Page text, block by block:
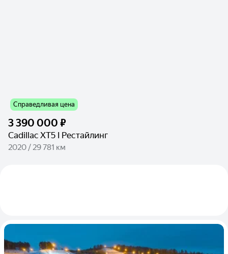
Справедливая цена
3 390 000 ₽
Cadillac XT5 I Рестайлинг
2020 / 29 781 км